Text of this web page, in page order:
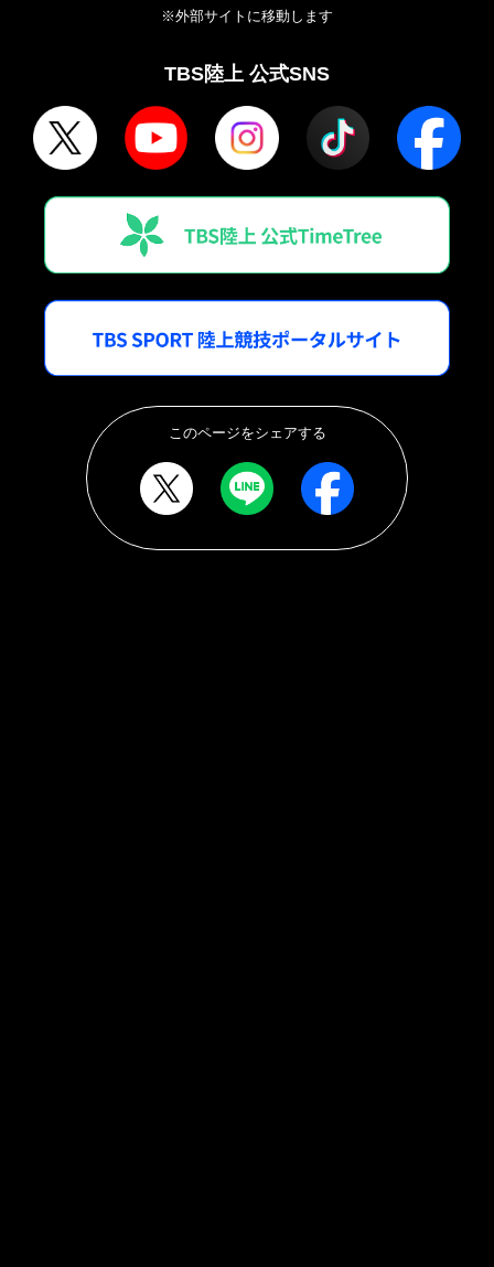
※外部サイトに移動します
TBS陸上 公式SNS
このページをシェアする